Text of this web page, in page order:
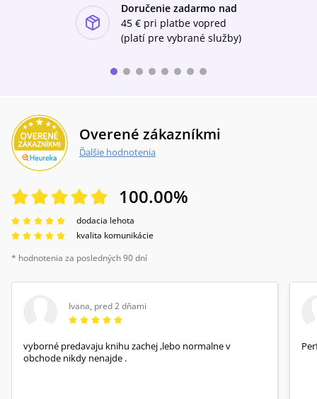
Doručenie zadarmo nad
45 € pri platbe vopred
(platí pre vybrané služby)
Overené zákazníkmi
Ďalšie hodnotenia
100.00%
dodacia lehota
kvalita komunikácie
* hodnotenia za posledných 90 dní
Ivana, pred 2 dňami
vyborné predavaju knihu zachej ,lebo normalne v
obchode nikdy nenajde .